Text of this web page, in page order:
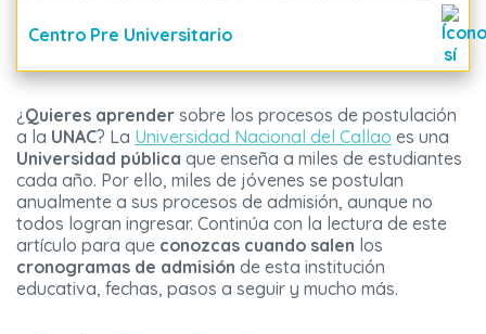
Centro Pre Universitario
¿ Quieres aprender sobre los procesos de postulación
a la UNAC? La Universidad Nacional del Callao es una
Universidad pública que enseña a miles de estudiantes
cada año. Por ello, miles de jóvenes se postulan
anualmente a sus procesos de admisión, aunque no
todos logran ingresar. Continúa con la lectura de este
artículo para que conozcas cuando salen los
cronogramas de admisión de esta institución
educativa, fechas, pasos a seguir y mucho más.